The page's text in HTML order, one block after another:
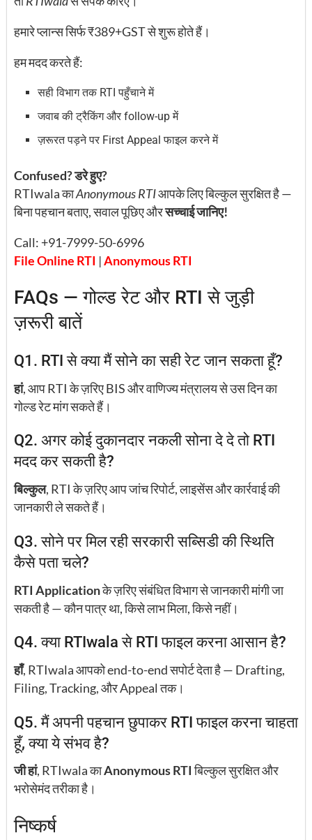
हमारे प्लान्स सिर्फ ₹389+GST से शुरू होते हैं।
हम मदद करते हैं:
सही विभाग तक RTI पहुँचाने में
जवाब की ट्रैकिंग और follow-up में
ज़रूरत पड़ने पर First Appeal फाइल करने में
Confused? डरे हुए?
RTIwala काAnonymous RTIआपके लिए बिल्कुल सुरक्षित है —
बिना पहचान बताए, सवाल पूछिए औरसच्चाई जानिए!
Call: +91-7999-50-6996
File Online RTI |Anonymous RTI
FAQs — गोल्ड रेट और RTI से जुड़ी
ज़रूरी बातें
Q1. RTI से क्या मैं सोने का सही रेट जान सकता हूँ?
हां, आप RTI के ज़रिए BIS और वाणिज्य मंत्रालय से उस दिन का
गोल्ड रेट मांग सकते हैं।
Q2. अगर कोई दुकानदार नकली सोना दे दे तो RTI
मदद कर सकती है?
बिल्कुल, RTI के ज़रिए आप जांच रिपोर्ट, लाइसेंस और कार्रवाई की
जानकारी ले सकते हैं।
Q3. सोने पर मिल रही सरकारी सब्सिडी की स्थिति
कैसे पता चले?
RTI Applicationके ज़रिए संबंधित विभाग से जानकारी मांगी जा
सकती है — कौन पात्र था, किसे लाभ मिला, किसे नहीं।
Q4. क्या RTIwala से RTI फाइल करना आसान है?
हाँ, RTIwala आपको end-to-end सपोर्ट देता है — Drafting,
Filing, Tracking, और Appeal तक।
Q5. मैं अपनी पहचान छुपाकर RTI फाइल करना चाहता
हूँ, क्या ये संभव है?
जी हां, RTIwala काAnonymous RTIबिल्कुल सुरक्षित और
भरोसेमंद तरीका है।
निष्कर्ष